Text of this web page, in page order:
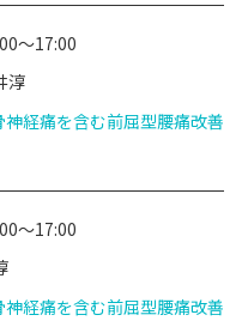
～17:00
淳
経痛を含む前屈型腰痛改善
～17:00
経痛を含む前屈型腰痛改善